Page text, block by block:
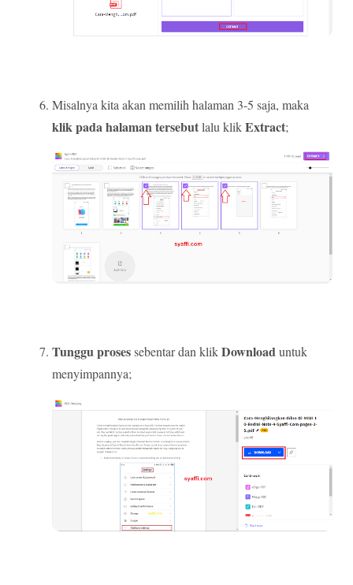
Misalnya kita akan memilih halaman 3-5 saja, maka
klik pada halaman tersebutlalu klikExtract;
Tunggu prosessebentar dan klikDownloaduntuk
menyimpannya;